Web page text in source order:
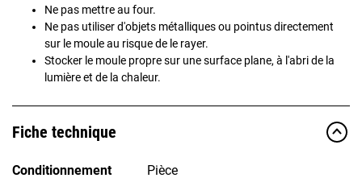
Ne pas mettre au four.
Ne pas utiliser d'objets métalliques ou pointus directement
sur le moule au risque de le rayer.
Stocker le moule propre sur une surface plane, à l'abri de la
lumière et de la chaleur.
Fiche technique
Conditionnement
Pièce